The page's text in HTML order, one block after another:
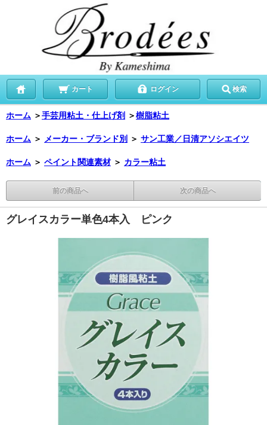
カート ログイン 検索
ホーム ＞手芸用粘土・仕上げ剤 ＞樹脂粘土
ホーム ＞ メーカー・ブランド別 ＞ サン工業／日清アソシエイツ
ホーム ＞ ペイント関連素材 ＞ カラー粘土
前の商品へ 次の商品へ
グレイスカラー単色4本入 ピンク